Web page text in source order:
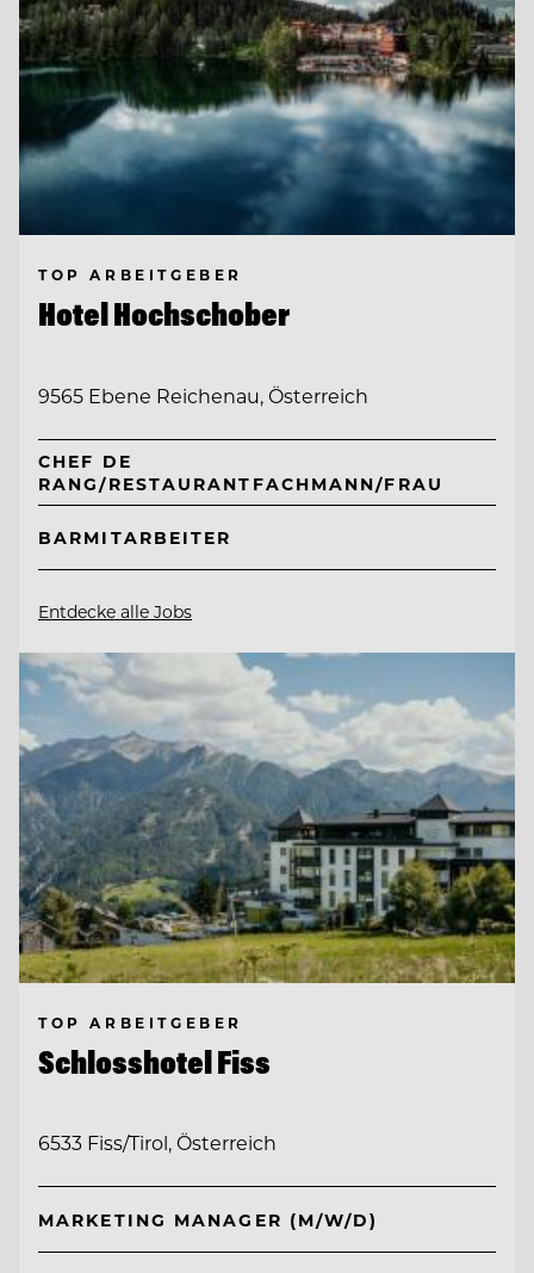
TOP ARBEITGEBER
Hotel Hochschober
9565 Ebene Reichenau, Österreich
CHEF DE
RANG/RESTAURANTFACHMANN/FRAU
BARMITARBEITER
Entdecke alle Jobs
TOP ARBEITGEBER
Schlosshotel Fiss
6533 Fiss/Tirol, Österreich
MARKETING MANAGER (M/W/D)